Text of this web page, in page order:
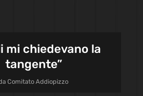
mi chiedevano la
tangente”
Comitato Addiopizzo